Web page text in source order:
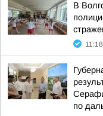
В
11:18
по